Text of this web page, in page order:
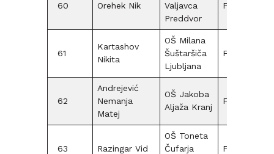
60 Orehek Nik
Valjavca
Preddvor
F09
61
Kartashov
Nikita
OŠ Milana
Šuštaršiča
Ljubljana
F09
62
Andrejević
Nemanja
Matej
OŠ Jakoba
Aljaža Kranj
F12
63 Razingar Vid
OŠ Toneta
Čufarja
F09